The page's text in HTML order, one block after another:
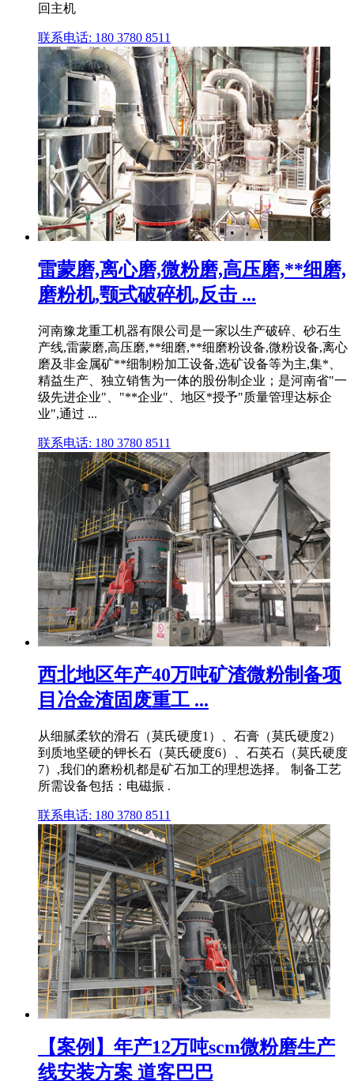
回主机
联系电话: 180 3780 8511
雷蒙磨,离心磨,微粉磨,高压磨,**细磨,
磨粉机,颚式破碎机,反击 ...
河南豫龙重工机器有限公司是一家以生产破碎、砂石生
产线,雷蒙磨,高压磨,**细磨,**细磨粉设备,微粉设备,离心
磨及非金属矿**细制粉加工设备,选矿设备等为主,集*、
精益生产、独立销售为一体的股份制企业；是河南省"一
级先进企业"、"**企业"、地区*授予"质量管理达标企
业",通过 ...
联系电话: 180 3780 8511
西北地区年产40万吨矿渣微粉制备项
目冶金渣固废重工 ...
从细腻柔软的滑石（莫氏硬度1）、石膏（莫氏硬度2）
到质地坚硬的钾长石（莫氏硬度6）、石英石（莫氏硬度
7）,我们的磨粉机都是矿石加工的理想选择。 制备工艺
所需设备包括：电磁振 .
联系电话: 180 3780 8511
【案例】年产12万吨scm微粉磨生产
线安装方案 道客巴巴